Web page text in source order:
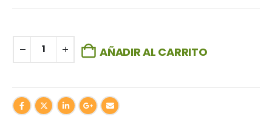
AÑADIR AL CARRITO